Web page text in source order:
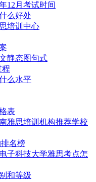
12月考试时间
么好处
培训中心
静态图句式
程
么水平
表
雅思培训机构推荐学校
名榜
子科技大学雅思考点怎
和等级